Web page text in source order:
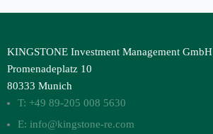
KINGSTONE Investment Management GmbH
Promenadeplatz 10
80333 Munich
T: +49 89-205 008 5630
E: info@kingstone-re.com